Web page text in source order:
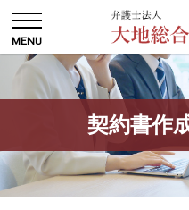
契約書作